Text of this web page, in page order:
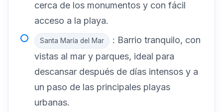
cerca de los monumentos y con fácil
acceso a la playa.
Santa María del Mar
: Barrio tranquilo, con
vistas al mar y parques, ideal para
descansar después de días intensos y a
un paso de las principales playas
urbanas.